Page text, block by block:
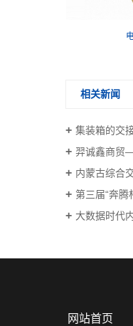
相关新闻
集装箱的交
羿诚鑫商贸
内蒙古综合
第三届“奔腾
大数据时代
网站首页